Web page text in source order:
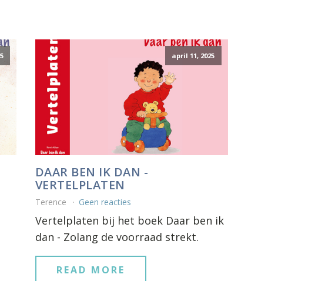
april 11, 2025
DAAR BEN IK DAN -
VERTELPLATEN
Terence Geen reacties
Vertelplaten bij het boek Daar ben ik
dan - Zolang de voorraad strekt.
READ MORE